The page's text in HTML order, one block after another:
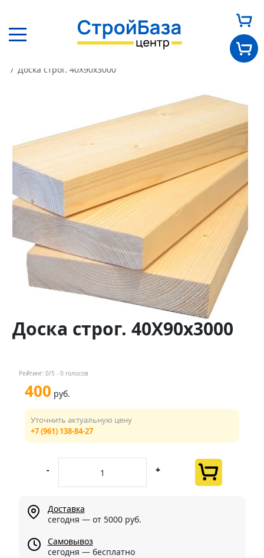
Каталог
Оплата и доставка
Новости
Контакты
Менеджер
+7 (961) 138-84-27
Доска строганая
Доска строг. 40Х90х3000
Доска строг. 40Х90х3000
Рейтинг: 0/5 - 0 голосов
400 руб.
Уточнить актуальную цену
+7 (961) 138-84-27
- +
Доставка
сегодня — от 5000 руб.
Самовывоз
сегодня — бесплатно